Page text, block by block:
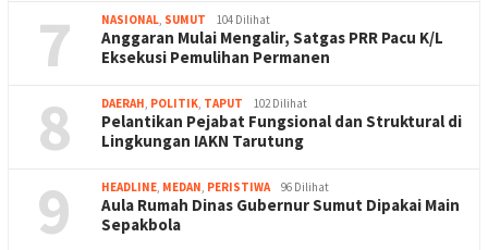
7 NASIONAL, SUMUT 104 Dilihat
Anggaran Mulai Mengalir, Satgas PRR Pacu K/L
Eksekusi Pemulihan Permanen
8 DAERAH, POLITIK, TAPUT 102 Dilihat
Pelantikan Pejabat Fungsional dan Struktural di
Lingkungan IAKN Tarutung
9 HEADLINE, MEDAN, PERISTIWA 96 Dilihat
Aula Rumah Dinas Gubernur Sumut Dipakai Main
Sepakbola